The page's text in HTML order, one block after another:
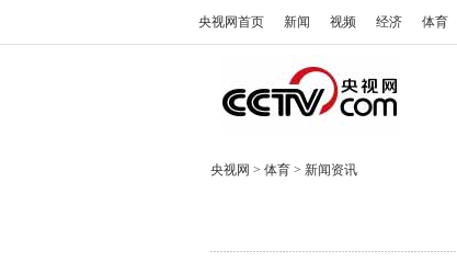
央视网首页 新闻 视频 经济 体育
央视网 > 体育 > 新闻资讯